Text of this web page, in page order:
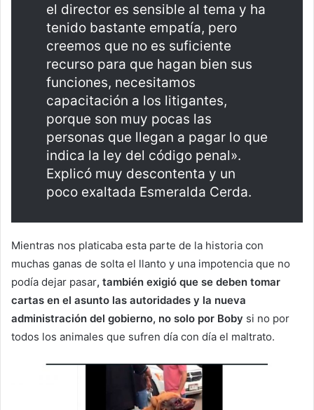
el director es sensible al tema y ha
tenido bastante empatía, pero
creemos que no es suficiente
recurso para que hagan bien sus
funciones, necesitamos
capacitación a los litigantes,
porque son muy pocas las
personas que llegan a pagar lo que
indica la ley del código penal».
Explicó muy descontenta y un
poco exaltada Esmeralda Cerda.
Mientras nos platicaba esta parte de la historia con
muchas ganas de solta el llanto y una impotencia que no
podía dejar pasar, también exigió que se deben tomar
cartas en el asunto las autoridades y la nueva
administración del gobierno, no solo por Boby si no por
todos los animales que sufren día con día el maltrato.